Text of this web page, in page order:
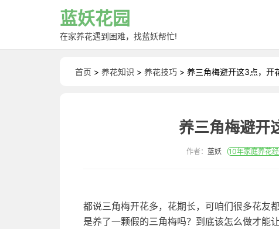
蓝妖花园
在家养花遇到困难，找蓝妖帮忙!
首页 > 养花知识 > 养花技巧 > 养三角梅避开这3点，开
养三角梅避开
作者： 蓝妖 10年家庭养花
都说三角梅开花多，花期长，可咱们很多花友
是养了一颗假的三角梅吗？到底该怎么做才能